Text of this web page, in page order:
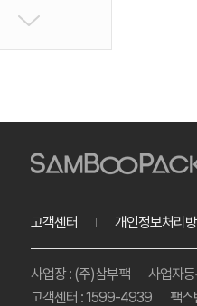
고객센터 개인정보처리
사업장 : (주)삼부팩 사업자
고객센터 : 1599-4939
팩